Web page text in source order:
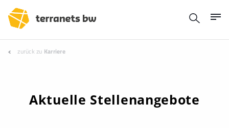
zurück zu Karriere
Aktuelle Stellenangebote